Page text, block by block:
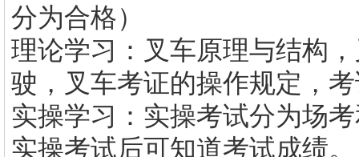
分为合格）
理论学习：叉车原理与结构
驶，叉车考证的操作规定，
实操学习：实操考试分为场
实操考试后可知道考试成绩。